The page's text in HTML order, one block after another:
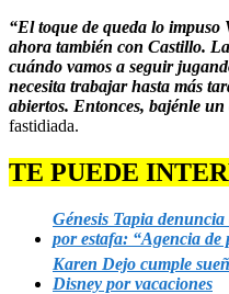
“El toque de queda lo
ahora también con Castillo.
cuándo vamos a seguir
necesita trabajar hasta más
abiertos. Entonces, bajénle un
fastidiada.
TE PUEDE
Génesis Tapia
por estafa: “Agencia de
Karen Dejo cumple
Disney por vacaciones